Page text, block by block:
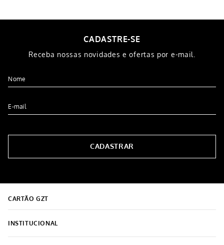
CADASTRE-SE
Receba nossas novidades e ofertas por e-mail.
CADASTRAR
CARTÃO GZT
INSTITUCIONAL